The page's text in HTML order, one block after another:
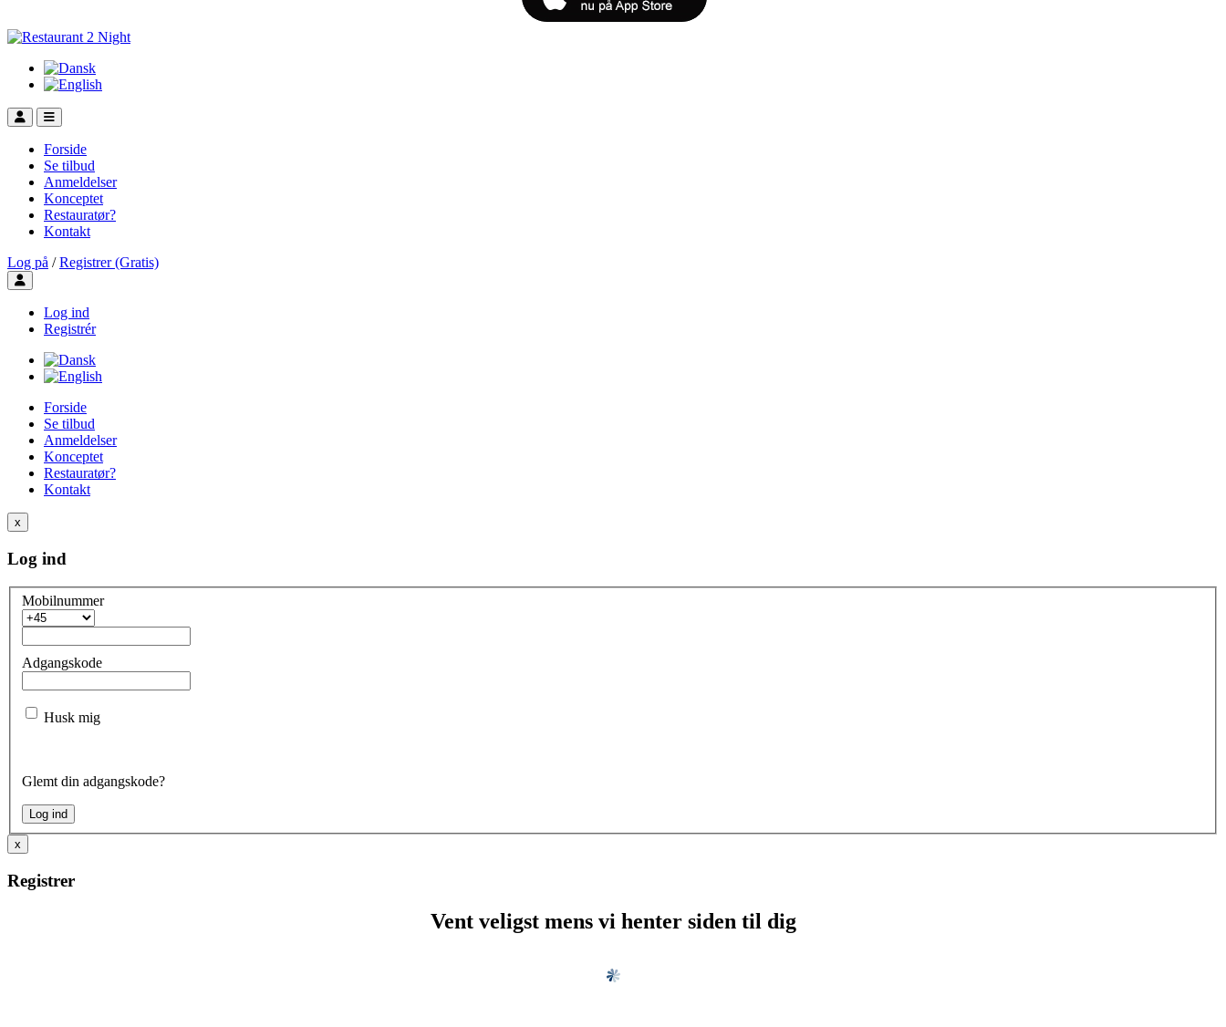
Forside
Se tilbud
Anmeldelser
Konceptet
Restauratør?
Kontakt
Log på / Registrer (Gratis)
Toggle user menu
Log ind
Registrér
Forside
Se tilbud
Anmeldelser
Konceptet
Restauratør?
Kontakt
x
Log ind
Mobilnummer
Adgangskode
Husk mig
Glemt din adgangskode?
x
Registrer
Vent veligst mens vi henter siden til dig